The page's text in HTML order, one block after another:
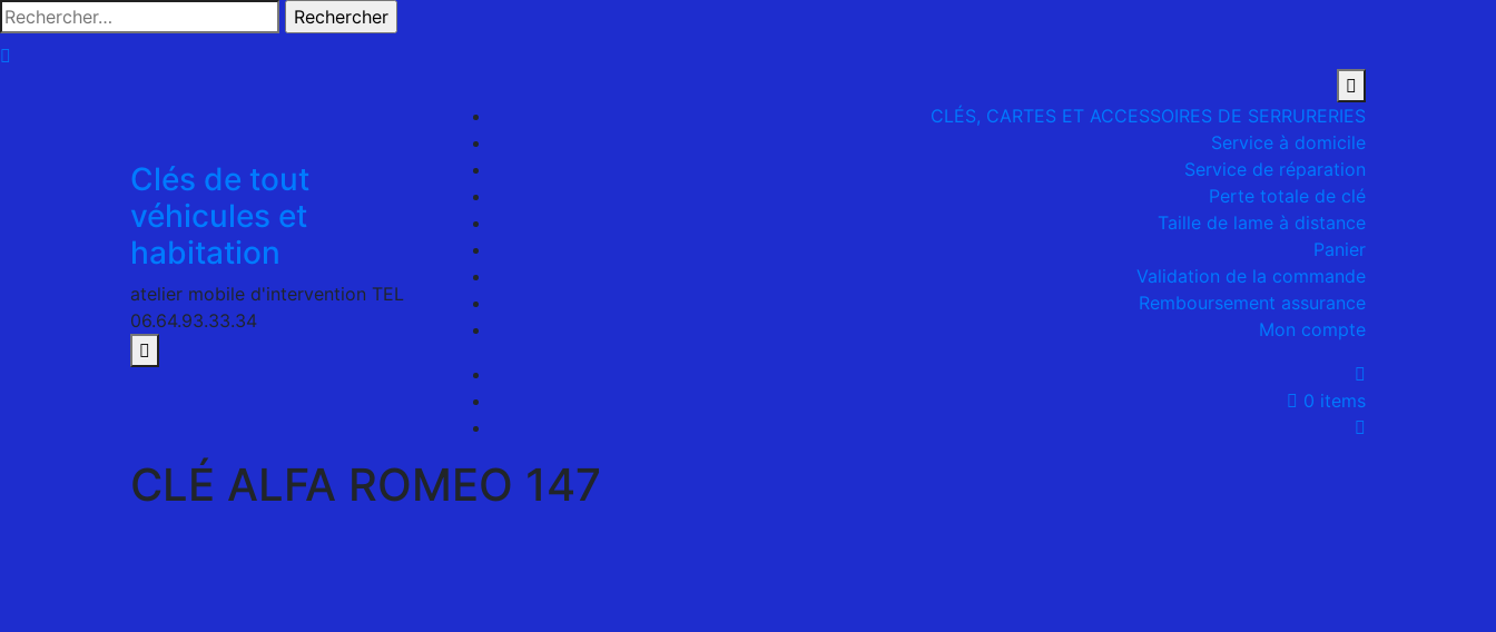
Skip
to
content
Rechercher :
Clés de tout
véhicules et
habitation
atelier mobile d'intervention TEL
06.64.93.33.34
CLÉS, CARTES ET ACCESSOIRES DE SERRURERIES
Service à domicile
Service de réparation
Perte totale de clé
Taille de lame à distance
Panier
Validation de la commande
Remboursement assurance
Mon compte
0 items
CLÉ ALFA ROMEO 147